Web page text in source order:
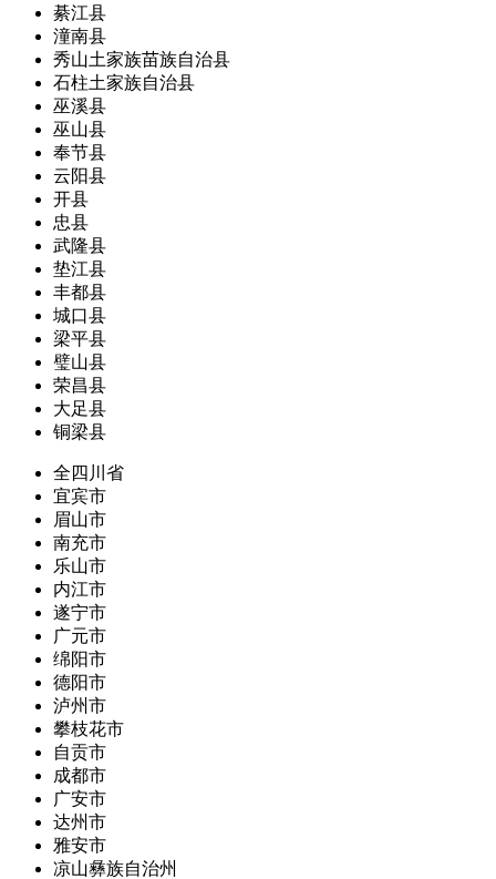
綦江县
潼南县
秀山土家族苗族自治县
石柱土家族自治县
巫溪县
巫山县
奉节县
云阳县
开县
忠县
武隆县
垫江县
丰都县
城口县
梁平县
璧山县
荣昌县
大足县
铜梁县
全四川省
宜宾市
眉山市
南充市
乐山市
内江市
遂宁市
广元市
绵阳市
德阳市
泸州市
攀枝花市
自贡市
成都市
广安市
达州市
雅安市
凉山彝族自治州